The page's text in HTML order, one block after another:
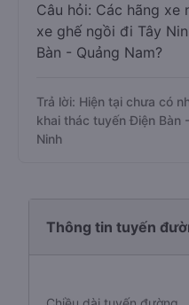
Câu hỏi: Các hãng xe
xe ghế ngồi đi Tây
Bàn - Quảng Nam?
Trả lời: Hiện tại chưa có
khai thác tuyến Điện Bàn
Ninh
Thông tin tuyến